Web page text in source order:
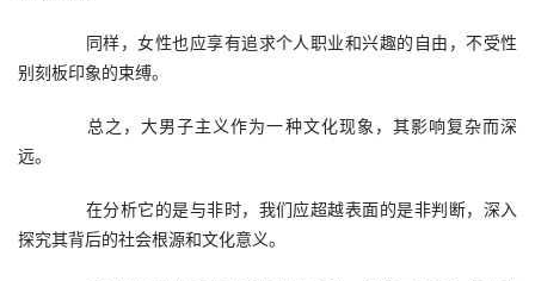
同样，女性也应享有追求个人职业和兴趣的自由，不受性
别刻板印象的束缚。
总之，大男子主义作为一种文化现象，其影响复杂而深
远。
在分析它的是与非时，我们应超越表面的是非判断，深入
探究其背后的社会根源和文化意义。